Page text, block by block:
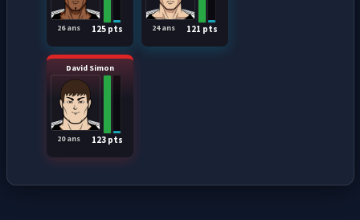
125 pts
26 ans 121 pts
24 ans
David Simon
123 pts
20 ans